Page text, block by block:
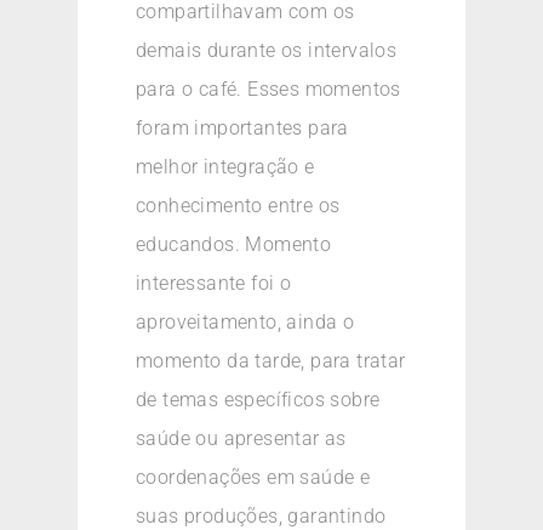
compartilhavam com os
demais durante os intervalos
para o café. Esses momentos
foram importantes para
melhor integração e
conhecimento entre os
educandos. Momento
interessante foi o
aproveitamento, ainda o
momento da tarde, para tratar
de temas específicos sobre
saúde ou apresentar as
coordenações em saúde e
suas produções, garantindo